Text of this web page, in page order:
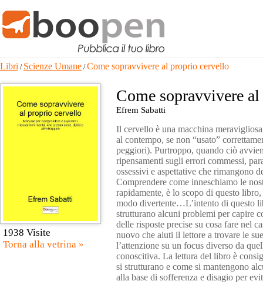
Libri / Scienze Umane /Come sopravvivere al proprio cervello
1938 Visite
Torna alla vetrina »
Come sopravvivere
Efrem Sabatti
Il cervello è una macchina
al contempo, se non “usato”
peggiori). Purtroppo, quando ciò
ripensamenti sugli errori commessi,
ossessivi e aspettative che rimangono
Comprendere come inneschiamo le
rapidamente, è lo scopo di questo
modo divertente…L’intento di questo
strutturano alcuni problemi per capire
delle risposte precise su cosa fare nel
nuovo che aiuti il lettore a trovare le
l’attenzione su un focus diverso da
conoscitiva. La lettura del libro è
si strutturano e come si mantengono
alla base di sofferenza e disagio per